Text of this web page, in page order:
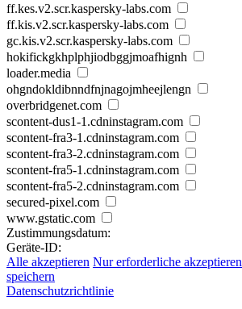
ff.kes.v2.scr.kaspersky-labs.com
ff.kis.v2.scr.kaspersky-labs.com
gc.kis.v2.scr.kaspersky-labs.com
hokifickgkhplphjiodbggjmoafhignh
loader.media
ohgndokldibnndfnjnagojmheejlengn
overbridgenet.com
scontent-dus1-1.cdninstagram.com
scontent-fra3-1.cdninstagram.com
scontent-fra3-2.cdninstagram.com
scontent-fra5-1.cdninstagram.com
scontent-fra5-2.cdninstagram.com
secured-pixel.com
www.gstatic.com
Zustimmungsdatum:
Geräte-ID:
Alle akzeptieren Nur erforderliche akzeptieren
speichern
Datenschutzrichtlinie